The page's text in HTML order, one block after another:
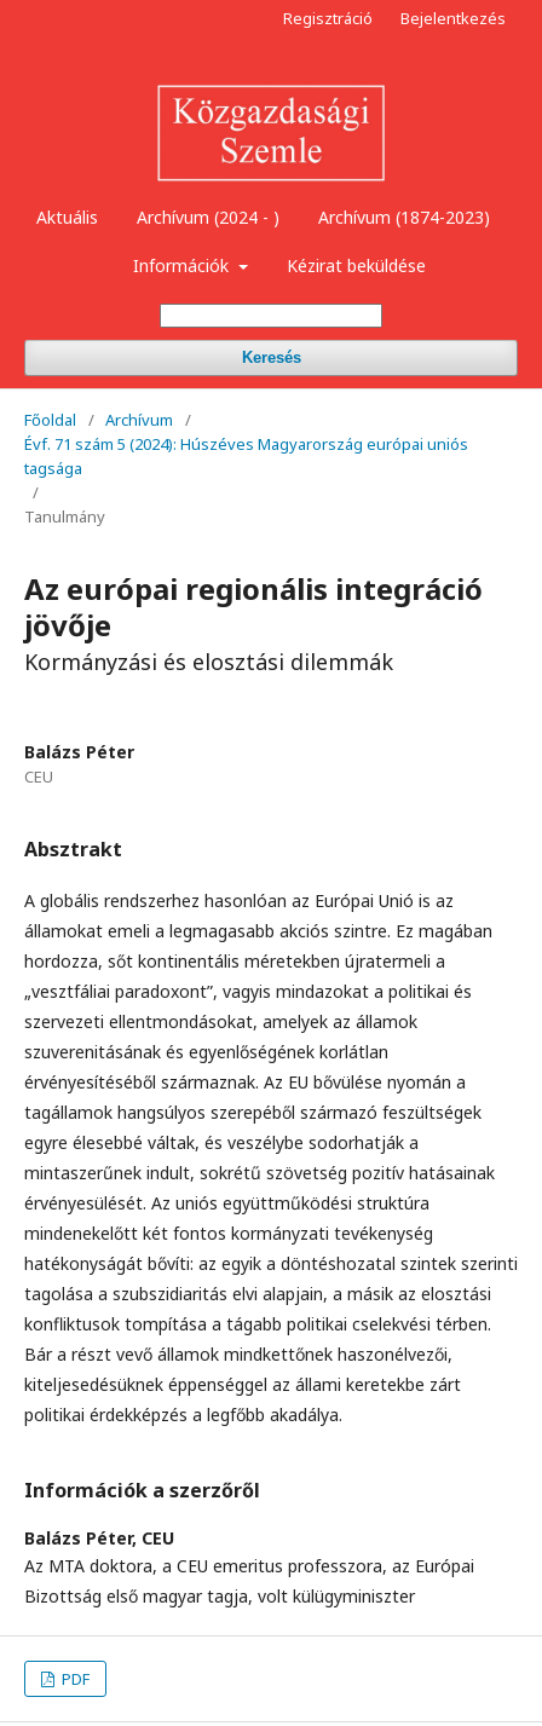
Aktuális Archívum (2024 - ) Archívum (1874-2023)
Információk Kézirat beküldése
Keresés
Regisztráció Bejelentkezés
Főoldal / Archívum
/
Évf. 71 szám 5 (2024): Húszéves Magyarország európai uniós
tagsága
/
Tanulmány
Az európai regionális integráció
jövője
Kormányzási és elosztási dilemmák
Balázs Péter
CEU
Absztrakt
A globális rendszerhez hasonlóan az Európai Unió is az
államokat emeli a legmagasabb akciós szintre. Ez magában
hordozza, sőt kontinentális méretekben újratermeli a
„vesztfáliai paradoxont”, vagyis mindazokat a politikai és
szervezeti ellentmondásokat, amelyek az államok
szuverenitásának és egyenlőségének korlátlan
érvényesítéséből származnak. Az EU bővülése nyomán a
tagállamok hangsúlyos szerepéből származó feszültségek
egyre élesebbé váltak, és veszélybe sodorhatják a
mintaszerűnek indult, sokrétű szövetség pozitív hatásainak
érvényesülését. Az uniós együttműködési struktúra
mindenekelőtt két fontos kormányzati tevékenység
hatékonyságát bővíti: az egyik a döntéshozatal szintek szerinti
tagolása a szubszidiaritás elvi alapjain, a másik az elosztási
konfliktusok tompítása a tágabb politikai cselekvési térben.
Bár a részt vevő államok mindkettőnek haszonélvezői,
kiteljesedésüknek éppenséggel az állami keretekbe zárt
politikai érdekképzés a legfőbb akadálya.
Információk a szerzőről
Balázs Péter, CEU
Az MTA doktora, a CEU emeritus professzora, az Európai
Bizottság első magyar tagja, volt külügyminiszter
PDF